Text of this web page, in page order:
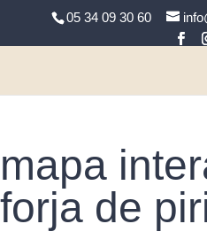
05 34 09 30 60
mapa
forja de